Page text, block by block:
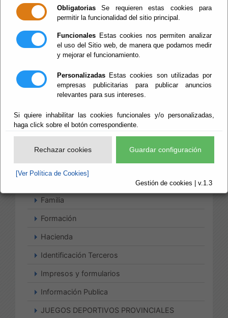
Obligatorias Se requieren estas cookies para
permitir la funcionalidad del sitio principal.
Funcionales Estas cookies nos permiten analizar
el uso del Sitio web, de manera que podamos medir
y mejorar el funcionamiento.
Personalizadas Estas cookies son utilizadas por
empresas publicitarias para publicar anuncios
relevantes para sus intereses.
Si quiere inhabilitar las cookies funcionales y/o personalizadas,
haga click sobre el botón correspondiente.
Rechazar cookies Guardar configuración
[Ver Política de Cookies]
Gestión de cookies | v.1.3
Asistencia Económica
Consejo Provincial de Familia
Consumo
Delegación
Energía
Familia
Formación
Hacienda
Identificación Terceros
Impresos y formularios
Información Publica
JUEGOS DEPORTIVOS PROVINCIALES